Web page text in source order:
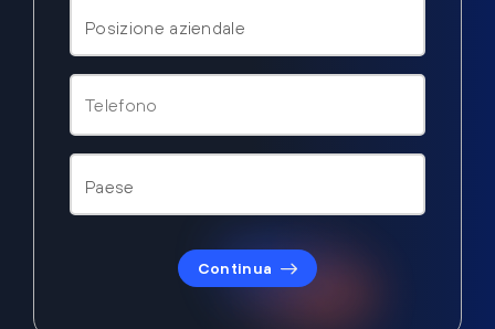
Continua